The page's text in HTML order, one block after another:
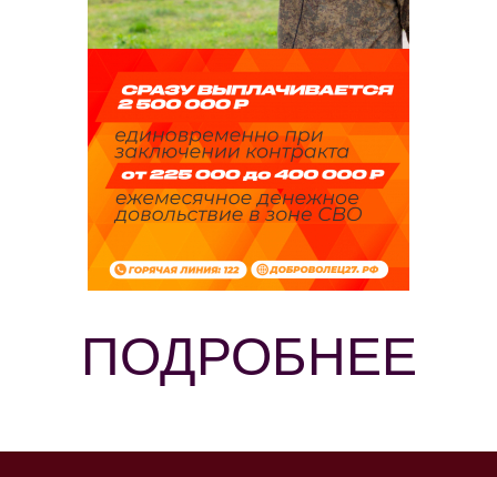
ПОДРОБНЕЕ